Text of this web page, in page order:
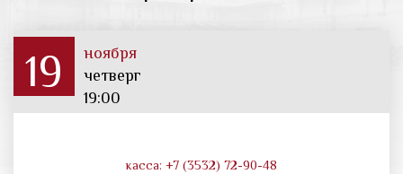
19
ноября
четверг
19:00
касса: +7 (3532) 72-90-48